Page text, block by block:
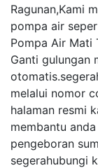
Ragunan,Kami
pompa air
Pompa Air Mati
Ganti gulungan
melalui nomor
halaman resmi
membantu
pengeboran
segerahubungi